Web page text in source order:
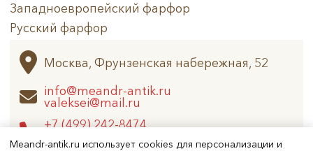
Meandr-antik.ru использует cookies для персонализации и
Западноевропейский фарфор
Русский фарфор
Архив
Москва, Фрунзенская набережная, 52
info@meandr-antik.ru
valeksei@mail.ru
+7 (499) 242-8474
+7 (925) 506-6926